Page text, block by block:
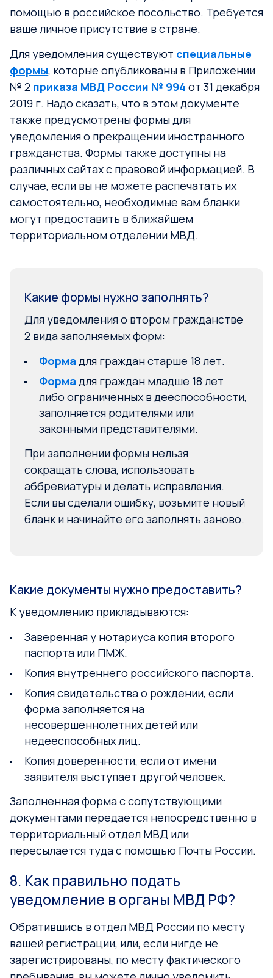
помощью в российское посольство. Требуется
ваше личное присутствие в стране.
Для уведомления существуют специальные
формы, которые опубликованы в Приложении
№ 2 приказа МВД России № 994 от 31 декабря
2019 г. Надо сказать, что в этом документе
также предусмотрены формы для
уведомления о прекращении иностранного
гражданства. Формы также доступны на
различных сайтах с правовой информацией. В
случае, если вы не можете распечатать их
самостоятельно, необходимые вам бланки
могут предоставить в ближайшем
территориальном отделении МВД.
Какие формы нужно заполнять?
Для уведомления о втором гражданстве
2 вида заполняемых форм:
Форма для граждан старше 18 лет.
Форма для граждан младше 18 лет
либо ограниченных в дееспособности,
заполняется родителями или
законными представителями.
При заполнении формы нельзя
сокращать слова, использовать
аббревиатуры и делать исправления.
Если вы сделали ошибку, возьмите новый
бланк и начинайте его заполнять заново.
Какие документы нужно предоставить?
К уведомлению прикладываются:
Заверенная у нотариуса копия второго
паспорта или ПМЖ.
Копия внутреннего российского паспорта.
Копия свидетельства о рождении, если
форма заполняется на
несовершеннолетних детей или
недееспособных лиц.
Копия доверенности, если от имени
заявителя выступает другой человек.
Заполненная форма с сопутствующими
документами передается непосредственно в
территориальный отдел МВД или
пересылается туда с помощью Почты России.
8. Как правильно подать
уведомление в органы МВД РФ?
Обратившись в отдел МВД России по месту
вашей регистрации, или, если нигде не
зарегистрированы, по месту фактического